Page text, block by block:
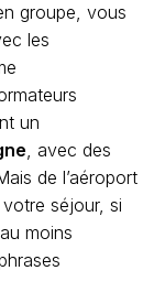
groupe, vous
les
un
, avec des
de l’aéroport
séjour, si
moins